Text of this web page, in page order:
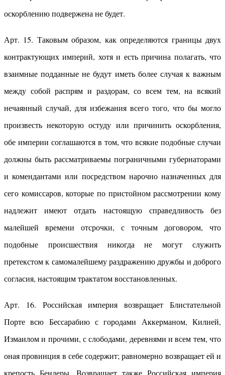
оскорблению подвержена не будет.
Арт. 15. Таковым образом, как определяются границы двух
контрактующих империй, хотя и есть причина полагать, что
взаимные подданные не будут иметь более случая к важным
между собой распрям и раздорам, со всем тем, на всякий
нечаянный случай, для избежания всего того, что бы могло
произвесть некоторую остуду или причинить оскорбления,
обе империи соглашаются в том, что всякие подобные случаи
должны быть рассматриваемы пограничными губернаторами
и комендантами или посредством нарочно назначенных для
сего комиссаров, которые по пристойном рассмотрении кому
надлежит имеют отдать настоящую справедливость без
малейшей времени отсрочки, с точным договором, что
подобные происшествия никогда не могут служить
претекстом к самомалейшему раздражению дружбы и доброго
согласия, настоящим трактатом восстановленных.
Арт. 16. Российская империя возвращает Блистательной
Порте всю Бессарабию с городами Аккерманом, Килией,
Измаилом и прочими, с слободами, деревнями и всем тем, что
оная провинция в себе содержит; равномерно возвращает ей и
крепость Бендеры. Возвращает также Российская империя